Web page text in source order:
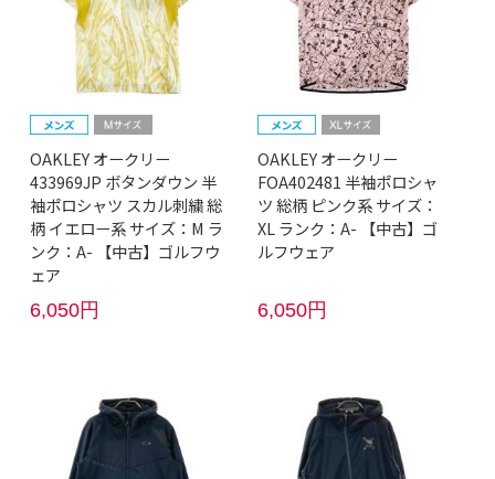
OAKLEY オークリー
433969JP ボタンダウン 半
袖ポロシャツ スカル刺繍 総
柄 イエロー系 サイズ：M ラ
ンク：A- 【中古】ゴルフウ
ェア
6,050円
OAKLEY オークリー
FOA402481 半袖ポロシャ
ツ 総柄 ピンク系 サイズ：
XL ランク：A- 【中古】ゴ
ルフウェア
6,050円